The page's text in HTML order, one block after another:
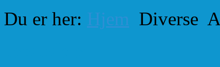
Du er her: Hjem Diverse